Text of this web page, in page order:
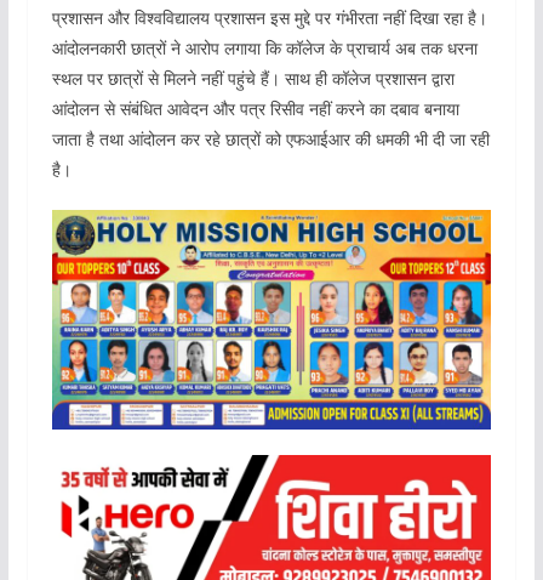
प्रशासन और विश्वविद्यालय प्रशासन इस मुद्दे पर गंभीरता नहीं दिखा रहा है।
आंदोलनकारी छात्रों ने आरोप लगाया कि कॉलेज के प्राचार्य अब तक धरना
स्थल पर छात्रों से मिलने नहीं पहुंचे हैं। साथ ही कॉलेज प्रशासन द्वारा
आंदोलन से संबंधित आवेदन और पत्र रिसीव नहीं करने का दबाव बनाया
जाता है तथा आंदोलन कर रहे छात्रों को एफआईआर की धमकी भी दी जा रही
है।